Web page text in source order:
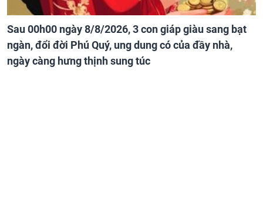
Sau 00h00 ngày 8/8/2026, 3 con giáp giàu sang bạt
ngàn, đổi đời Phú Quý, ung dung có của đầy nhà,
ngày càng hưng thịnh sung túc